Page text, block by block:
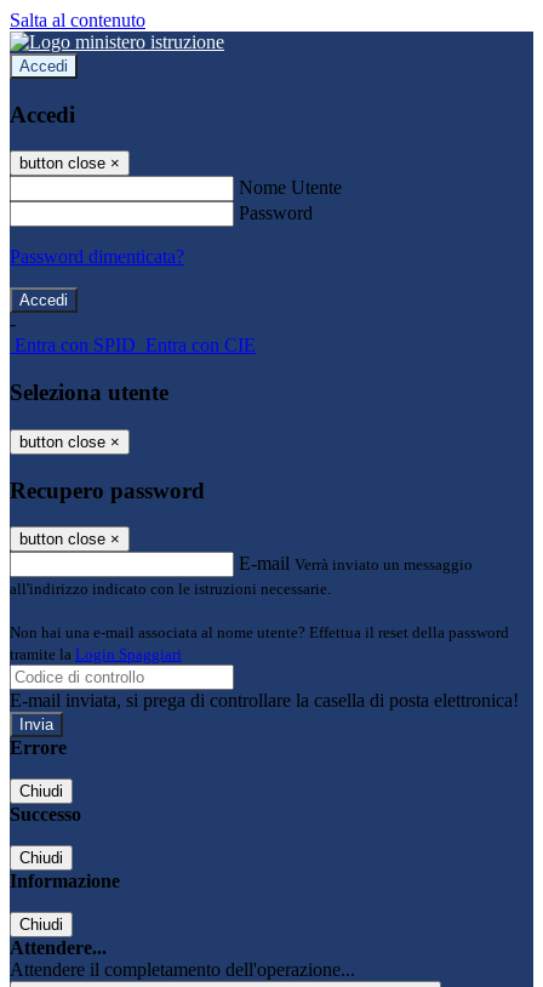
Salta al contenuto
Accedi
Accedi
button close ×
Nome Utente
Password
Password dimenticata?
-
Entra con SPID Entra con CIE
Seleziona utente
button close ×
Recupero password
button close ×
E-mail Verrà inviato un messaggio
all'indirizzo indicato con le istruzioni necessarie.
Non hai una e-mail associata al nome utente? Effettua il reset della password
tramite la Login Spaggiari
E-mail inviata, si prega di controllare la casella di posta elettronica!
Errore
Chiudi
Successo
Chiudi
Informazione
Chiudi
Attendere...
Attendere il completamento dell'operazione...